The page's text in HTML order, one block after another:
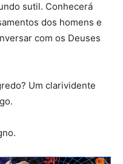
sutil. Conhecerá
dos homens e
com os Deuses
Um clarividente